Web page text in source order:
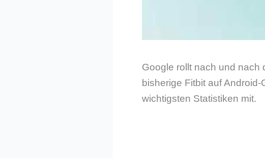
Google rollt nach und nach
bisherige Fitbit auf
wichtigsten Statistiken mit.